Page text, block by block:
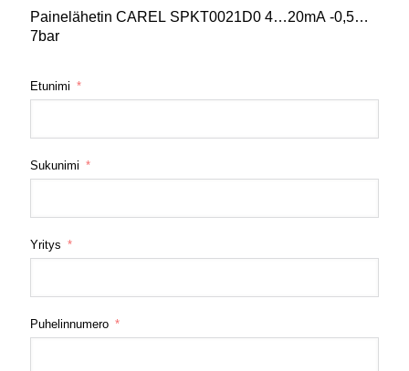
Painelähetin CAREL SPKT0021D0 4…20mA -0,5…
7bar
Etunimi
Sukunimi
Yritys
Puhelinnumero